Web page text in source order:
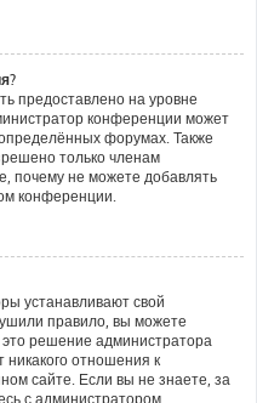
предоставлено на уровне
конференции может
форумах. Также
только членам
почему не можете добавлять
конференции.
устанавливают свой
правило, вы можете
решение администратора
отношения к
сайте. Если вы не знаете, за
с администратором